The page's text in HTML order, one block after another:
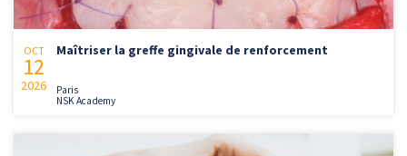
OCT
12
2026
Maîtriser la greffe gingivale de renforcement
Paris
NSK Academy